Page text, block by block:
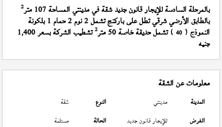
بالمرحلة السادسة للإيجار قانون جديد شقة في مدينتي المساحة 107 متر 2
بالطابق الأرضي شرقي تطل على باركنج تشمل 2 نوم 2 حمام 1 بلكونة
النموذج (40 ) تشمل حديقة خاصة 50 متر 2 تشطيب الشركة بسعر 1,400
جنيه
معلومات عن الشقة
المدينة مدينتي النوع
شقة
الغرض
للإيجار قانون جديد الحالة
مستلمة